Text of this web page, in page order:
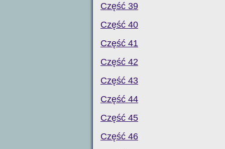
Część 39
Część 40
Część 41
Część 42
Część 43
Część 44
Część 45
Część 46